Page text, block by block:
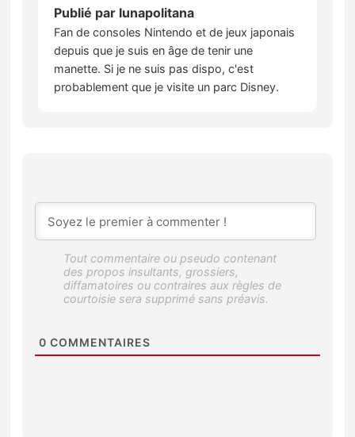
Publié par lunapolitana
Fan de consoles Nintendo et de jeux japonais
depuis que je suis en âge de tenir une
manette. Si je ne suis pas dispo, c'est
probablement que je visite un parc Disney.
0 COMMENTAIRES